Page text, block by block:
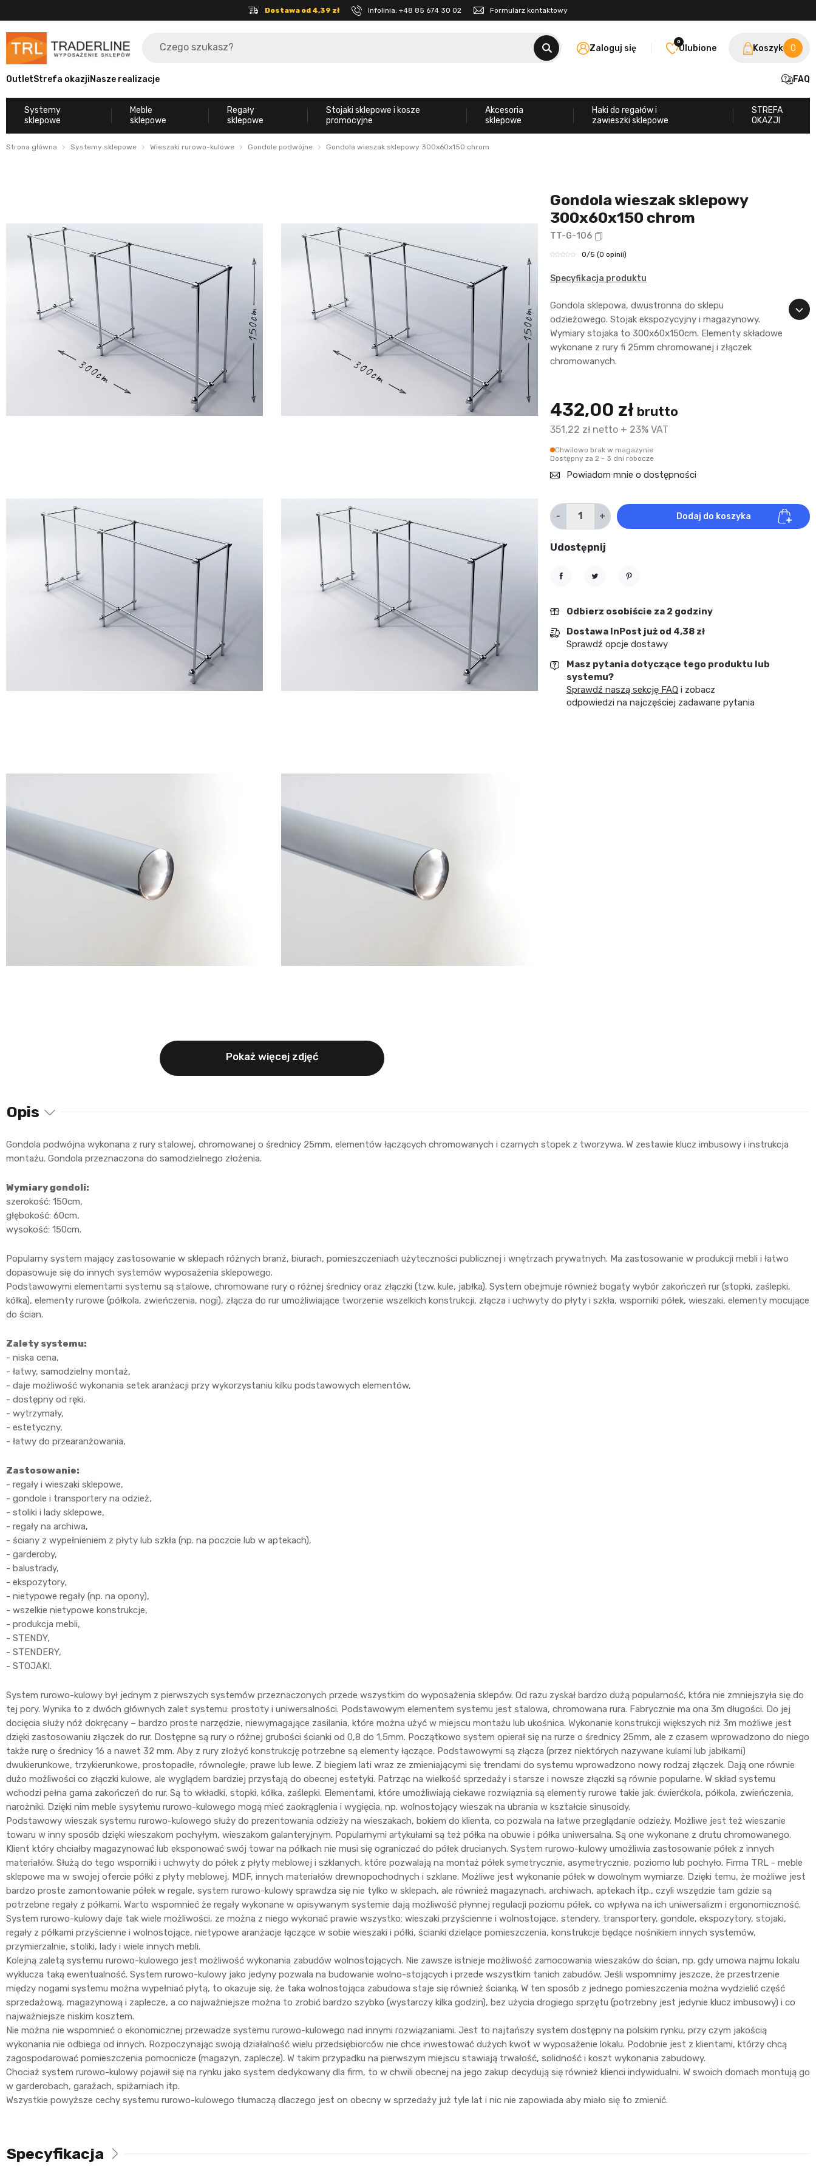
Dostawa od 4,39 zł Infolinia: +48 85 674 30 02 Formularz kontaktowy
Zaloguj się Ulubione
0
Koszyk 0
OutletStrefa okazjiNasze realizacje FAQ
Systemy
sklepowe
Meble
sklepowe
Regały
sklepowe
Stojaki sklepowe i kosze
promocyjne
Akcesoria
sklepowe
Haki do regałów i
zawieszki sklepowe
STREFA
OKAZJI
Strona główna Systemy sklepowe Wieszaki rurowo-kulowe Gondole podwójne Gondola wieszak sklepowy 300x60x150 chrom
Pokaż więcej zdjęć
Gondola wieszak sklepowy
300x60x150 chrom
TT-G-106
0/5 (0 opinii)
Specyfikacja produktu
Gondola sklepowa, dwustronna do sklepu
odzieżowego. Stojak ekspozycyjny i magazynowy.
Wymiary stojaka to 300x60x150cm. Elementy składowe
wykonane z rury fi 25mm chromowanej i złączek
chromowanych.
432,00 zł brutto
351,22 zł netto + 23% VAT
Chwilowo brak w magazynie
Dostępny za 2 - 3 dni robocze
Powiadom mnie o dostępności
- + Dodaj do koszyka
Udostępnij
Odbierz osobiście za 2 godziny
Dostawa InPost już od 4,38 zł
Sprawdź opcje dostawy
Masz pytania dotyczące tego produktu lub
systemu?
Sprawdź naszą sekcję FAQ i zobacz
odpowiedzi na najczęściej zadawane pytania
Opis
Gondola podwójna wykonana z rury stalowej, chromowanej o średnicy 25mm, elementów łączących chromowanych i czarnych stopek z tworzywa. W zestawie klucz imbusowy i instrukcja
montażu. Gondola przeznaczona do samodzielnego złożenia.
Wymiary gondoli:
szerokość: 150cm,
głębokość: 60cm,
wysokość: 150cm.
Popularny system mający zastosowanie w sklepach różnych branż, biurach, pomieszczeniach użyteczności publicznej i wnętrzach prywatnych. Ma zastosowanie w produkcji mebli i łatwo
dopasowuje się do innych systemów wyposażenia sklepowego.
Podstawowymi elementami systemu są stalowe, chromowane rury o różnej średnicy oraz złączki (tzw. kule, jabłka). System obejmuje również bogaty wybór zakończeń rur (stopki, zaślepki,
kółka), elementy rurowe (półkola, zwieńczenia, nogi), złącza do rur umożliwiające tworzenie wszelkich konstrukcji, złącza i uchwyty do płyty i szkła, wsporniki półek, wieszaki, elementy mocujące
do ścian.
Zalety systemu:
- niska cena,
- łatwy, samodzielny montaż,
- daje możliwość wykonania setek aranżacji przy wykorzystaniu kilku podstawowych elementów,
- dostępny od ręki,
- wytrzymały,
- estetyczny,
- łatwy do przearanżowania,
Zastosowanie:
- regały i wieszaki sklepowe,
- gondole i transportery na odzież,
- stoliki i lady sklepowe,
- regały na archiwa,
- ściany z wypełnieniem z płyty lub szkła (np. na poczcie lub w aptekach),
- garderoby,
- balustrady,
- ekspozytory,
- nietypowe regały (np. na opony),
- wszelkie nietypowe konstrukcje,
- produkcja mebli,
- STENDY,
- STENDERY,
- STOJAKI.
System rurowo-kulowy był jednym z pierwszych systemów przeznaczonych przede wszystkim do wyposażenia sklepów. Od razu zyskał bardzo dużą popularność, która nie zmniejszyła się do
tej pory. Wynika to z dwóch głównych zalet systemu: prostoty i uniwersalności. Podstawowym elementem systemu jest stalowa, chromowana rura. Fabrycznie ma ona 3m długości. Do jej
docięcia służy nóż dokręcany – bardzo proste narzędzie, niewymagające zasilania, które można użyć w miejscu montażu lub ukośnica. Wykonanie konstrukcji większych niż 3m możliwe jest
dzięki zastosowaniu złączek do rur. Dostępne są rury o różnej grubości ścianki od 0,8 do 1,5mm. Początkowo system opierał się na rurze o średnicy 25mm, ale z czasem wprowadzono do niego
także rurę o średnicy 16 a nawet 32 mm. Aby z rury złożyć konstrukcję potrzebne są elementy łączące. Podstawowymi są złącza (przez niektórych nazywane kulami lub jabłkami)
dwukierunkowe, trzykierunkowe, prostopadłe, równoległe, prawe lub lewe. Z biegiem lati wraz ze zmieniającymi się trendami do systemu wprowadzono nowy rodzaj złączek. Dają one równie
dużo możliwości co złączki kulowe, ale wyglądem bardziej przystają do obecnej estetyki. Patrząc na wielkość sprzedaży i starsze i nowsze złączki są równie popularne. W skład systemu
wchodzi pełna gama zakończeń do rur. Są to wkładki, stopki, kółka, zaślepki. Elementami, które umożliwiają ciekawe rozwiąznia są elementy rurowe takie jak: ćwierćkola, półkola, zwieńczenia,
narożniki. Dzięki nim meble sysytemu rurowo-kulowego mogą mieć zaokrąglenia i wygięcia, np. wolnostojący wieszak na ubrania w kształcie sinusoidy.
Podstawowy wieszak systemu rurowo-kulowego służy do prezentowania odzieży na wieszakach, bokiem do klienta, co pozwala na łatwe przeglądanie odzieży. Możliwe jest też wieszanie
towaru w inny sposób dzięki wieszakom pochyłym, wieszakom galanteryjnym. Popularnymi artykułami są też półka na obuwie i półka uniwersalna. Są one wykonane z drutu chromowanego.
Klient który chciałby magazynować lub eksponować swój towar na półkach nie musi się ograniczać do półek drucianych. System rurowo-kulowy umożliwia zastosowanie półek z innych
materiałów. Służą do tego wsporniki i uchwyty do półek z płyty meblowej i szklanych, które pozwalają na montaż półek symetrycznie, asymetrycznie, poziomo lub pochyło. Firma TRL - meble
sklepowe ma w swojej ofercie półki z płyty meblowej, MDF, innych materiałów drewnopochodnych i szklane. Możliwe jest wykonanie półek w dowolnym wymiarze. Dzięki temu, że możliwe jest
bardzo proste zamontowanie półek w regale, system rurowo-kulowy sprawdza się nie tylko w sklepach, ale również magazynach, archiwach, aptekach itp., czyli wszędzie tam gdzie są
potrzebne regały z półkami. Warto wspomnieć że regały wykonane w opisywanym systemie dają możliwość płynnej regulacji poziomu półek, co wpływa na ich uniwersalizm i ergonomiczność.
System rurowo-kulowy daje tak wiele możliwości, ze można z niego wykonać prawie wszystko: wieszaki przyścienne i wolnostojące, stendery, transportery, gondole, ekspozytory, stojaki,
regały z półkami przyścienne i wolnostojące, nietypowe aranżacje łączące w sobie wieszaki i półki, ścianki dzielące pomieszczenia, konstrukcje będące nośnikiem innych systemów,
przymierzalnie, stoliki, lady i wiele innych mebli.
Kolejną zaletą systemu rurowo-kulowego jest możliwość wykonania zabudów wolnostojących. Nie zawsze istnieje możliwość zamocowania wieszaków do ścian, np. gdy umowa najmu lokalu
wyklucza taką ewentualność. System rurowo-kulowy jako jedyny pozwala na budowanie wolno-stojących i przede wszystkim tanich zabudów. Jeśli wspomnimy jeszcze, że przestrzenie
między nogami systemu można wypełniać płytą, to okazuje się, że taka wolnostojąca zabudowa staje się również ścianką. W ten sposób z jednego pomieszczenia można wydzielić część
sprzedażową, magazynową i zaplecze, a co najważniejsze można to zrobić bardzo szybko (wystarczy kilka godzin), bez użycia drogiego sprzętu (potrzebny jest jedynie klucz imbusowy) i co
najważniejsze niskim kosztem.
Nie można nie wspomnieć o ekonomicznej przewadze systemu rurowo-kulowego nad innymi rozwiązaniami. Jest to najtańszy system dostępny na polskim rynku, przy czym jakością
wykonania nie odbiega od innych. Rozpoczynając swoją działalność wielu przedsiębiorców nie chce inwestować dużych kwot w wyposażenie lokalu. Podobnie jest z klientami, którzy chcą
zagospodarować pomieszczenia pomocnicze (magazyn, zaplecze). W takim przypadku na pierwszym miejscu stawiają trwałość, solidność i koszt wykonania zabudowy.
Chociaż system rurowo-kulowy pojawił się na rynku jako system dedykowany dla firm, to w chwili obecnej na jego zakup decydują się również klienci indywidualni. W swoich domach montują go
w garderobach, garażach, spiżarniach itp.
Wszystkie powyższe cechy systemu rurowo-kulowego tłumaczą dlaczego jest on obecny w sprzedaży już tyle lat i nic nie zapowiada aby miało się to zmienić.
Specyfikacja